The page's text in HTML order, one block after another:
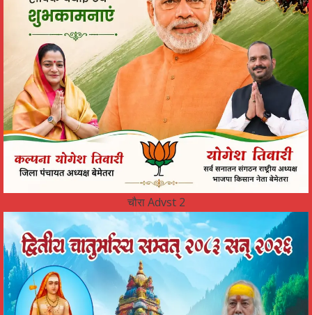
चौरा Advst 2